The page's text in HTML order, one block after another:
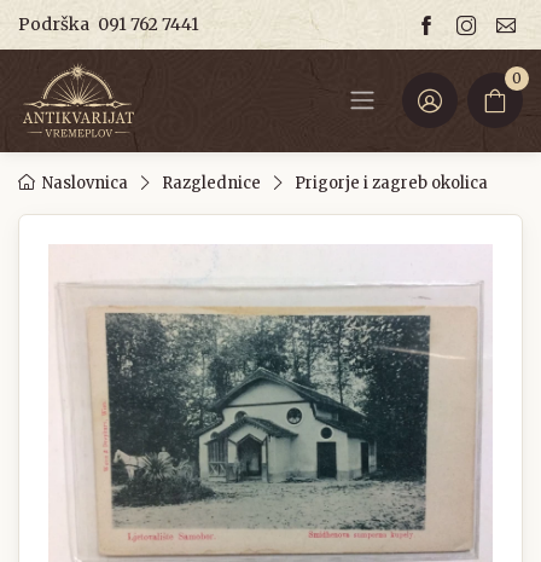
Podrška 091 762 7441
0
Naslovnica Razglednice Prigorje i zagreb okolica